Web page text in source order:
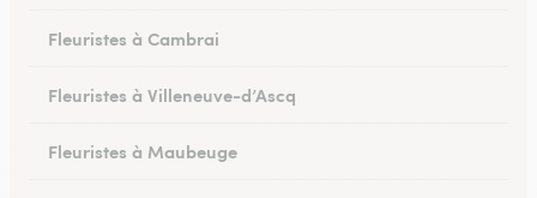
Fleuristes à Cambrai
Fleuristes à Villeneuve-d’Ascq
Fleuristes à Maubeuge